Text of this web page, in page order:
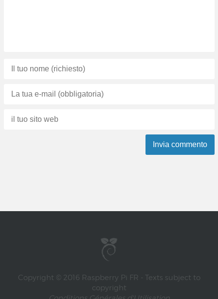
Copyright © 2016 Raspberry Pi FR - Texts subject to
copyright